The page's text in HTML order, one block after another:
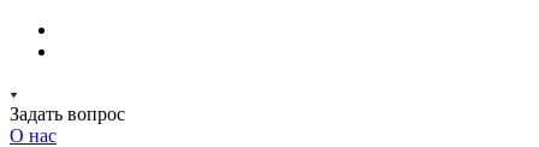
Задать вопрос
О нас